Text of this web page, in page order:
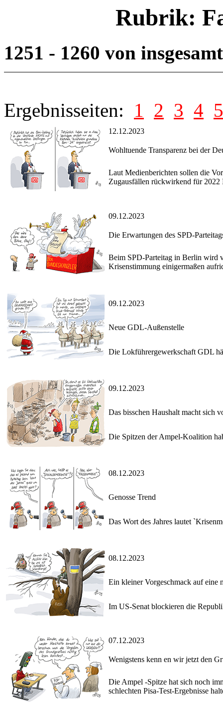
Rubrik:
1251 - 1260 von
Ergebnisseiten: 1 2 3 4 5
12.12.2023
Wohltuende Transparenz bei der
Laut Medienberichten sollen die
Zugausfällen rückwirkend für
09.12.2023
Die Erwartungen des SPD-
Beim SPD-Parteitag in Berlin wird
Krisenstimmung einigermaßen
09.12.2023
Neue GDL-Außenstelle
Die Lokführergewerkschaft GDL
09.12.2023
Das bisschen Haushalt macht sich
Die Spitzen der Ampel-Koalition
08.12.2023
Genosse Trend
Das Wort des Jahres lautet
08.12.2023
Ein kleiner Vorgeschmack auf eine
Im US-Senat blockieren die
07.12.2023
Wenigstens kenn en wir jetzt den
Die Ampel -Spitze hat sich noch
schlechten Pisa-Test-Ergebnisse